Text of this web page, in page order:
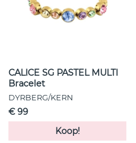
CALICE SG PASTEL MULTI
Bracelet
DYRBERG/KERN
€ 99
Koop!